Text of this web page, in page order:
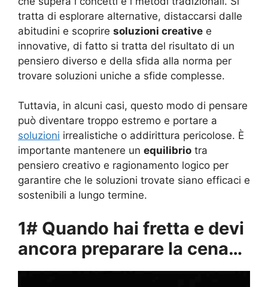
tratta di esplorare alternative, distaccarsi dalle
abitudini e scoprire soluzioni creative e
innovative, di fatto si tratta del risultato di un
pensiero diverso e della sfida alla norma per
trovare soluzioni uniche a sfide complesse.
Tuttavia, in alcuni casi, questo modo di pensare
può diventare troppo estremo e portare a
soluzioni irrealistiche o addirittura pericolose. È
importante mantenere un equilibrio tra
pensiero creativo e ragionamento logico per
garantire che le soluzioni trovate siano efficaci e
sostenibili a lungo termine.
1# Quando hai fretta e devi
ancora preparare la cena…